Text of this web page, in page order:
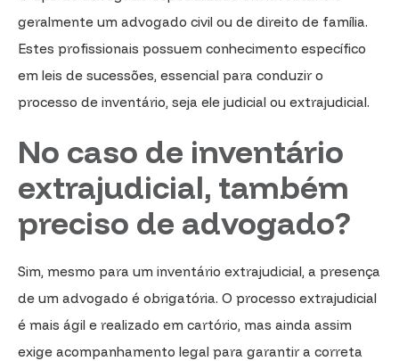
geralmente um advogado civil ou de direito de família.
Estes profissionais possuem conhecimento específico
em leis de sucessões, essencial para conduzir o
processo de inventário, seja ele judicial ou extrajudicial.
No caso de inventário
extrajudicial, também
preciso de advogado?
Sim, mesmo para um inventário extrajudicial, a presença
de um advogado é obrigatória. O processo extrajudicial
é mais ágil e realizado em cartório, mas ainda assim
exige acompanhamento legal para garantir a correta